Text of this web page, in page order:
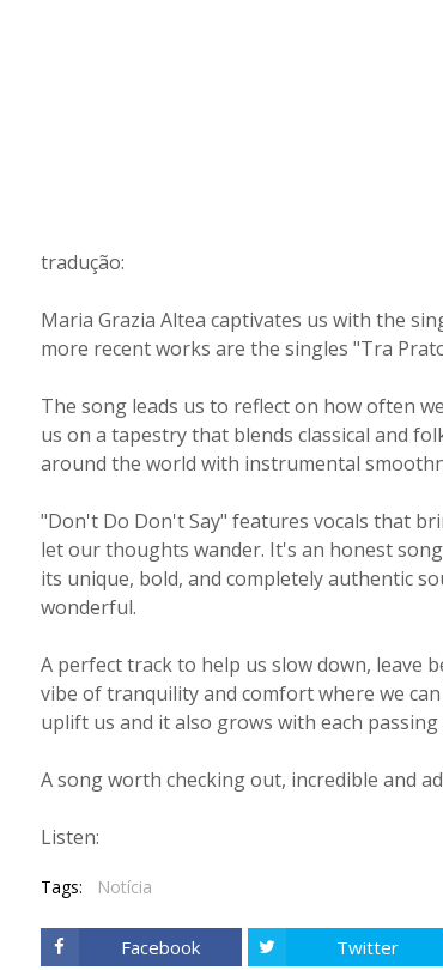
tradução:
Maria Grazia Altea captivates us with the
more recent works are the singles "Tra
The song leads us to reflect on how often
us on a tapestry that blends classical and
around the world with instrumental
"Don't Do Don't Say" features vocals that
let our thoughts wander. It's an honest
its unique, bold, and completely authentic
wonderful.
A perfect track to help us slow down, leave
vibe of tranquility and comfort where we
uplift us and it also grows with each
A song worth checking out, incredible and
Listen:
Tags: Notícia
Facebook Twitter